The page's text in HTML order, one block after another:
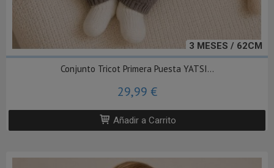
3 MESES / 62CM
Conjunto Tricot Primera Puesta YATSI...
29,99 €
Añadir a Carrito